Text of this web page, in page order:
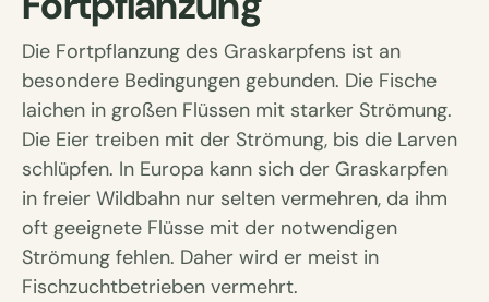
Die Fortpflanzung des Graskarpfens ist an
besondere Bedingungen gebunden. Die Fische
laichen in großen Flüssen mit starker Strömung.
Die Eier treiben mit der Strömung, bis die Larven
schlüpfen. In Europa kann sich der Graskarpfen
in freier Wildbahn nur selten vermehren, da ihm
oft geeignete Flüsse mit der notwendigen
Strömung fehlen. Daher wird er meist in
Fischzuchtbetrieben vermehrt.